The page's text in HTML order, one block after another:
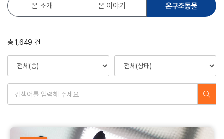
온 소개 온 이야기 온구조동물
총 1,649 건